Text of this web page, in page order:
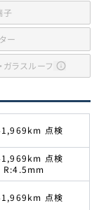
子
ー
ガラスルーフ
点検
点検
R:4.5mm
点検